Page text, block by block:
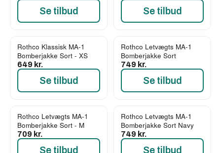
Se tilbud Se tilbud
Rothco Klassisk MA-1
Bomberjakke Sort - XS
649 kr.
Se tilbud
Rothco Letvægts MA-1
Bomberjakke Sort
749 kr.
Se tilbud
Rothco Letvægts MA-1
Bomberjakke Sort - M
709 kr.
Se tilbud
Rothco Letvægts MA-1
Bomberjakke Sort Navy
749 kr.
Se tilbud